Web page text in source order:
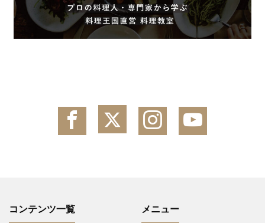
コンテンツ一覧 メニュー